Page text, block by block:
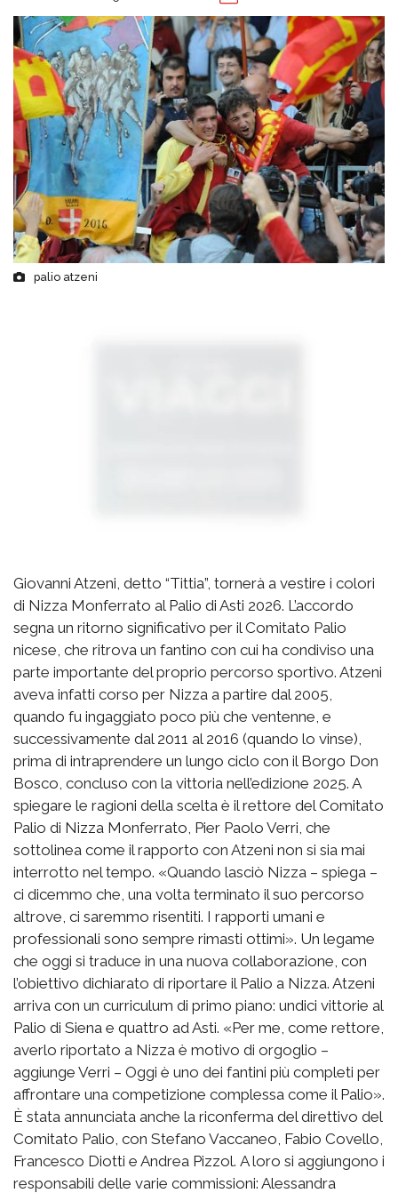
palio atzeni
Giovanni Atzeni, detto “Tittia”, tornerà a vestire i colori
di Nizza Monferrato al Palio di Asti 2026. L’accordo
segna un ritorno significativo per il Comitato Palio
nicese, che ritrova un fantino con cui ha condiviso una
parte importante del proprio percorso sportivo. Atzeni
aveva infatti corso per Nizza a partire dal 2005,
quando fu ingaggiato poco più che ventenne, e
successivamente dal 2011 al 2016 (quando lo vinse),
prima di intraprendere un lungo ciclo con il Borgo Don
Bosco, concluso con la vittoria nell’edizione 2025. A
spiegare le ragioni della scelta è il rettore del Comitato
Palio di Nizza Monferrato, Pier Paolo Verri, che
sottolinea come il rapporto con Atzeni non si sia mai
interrotto nel tempo. «Quando lasciò Nizza – spiega –
ci dicemmo che, una volta terminato il suo percorso
altrove, ci saremmo risentiti. I rapporti umani e
professionali sono sempre rimasti ottimi». Un legame
che oggi si traduce in una nuova collaborazione, con
l’obiettivo dichiarato di riportare il Palio a Nizza. Atzeni
arriva con un curriculum di primo piano: undici vittorie al
Palio di Siena e quattro ad Asti. «Per me, come rettore,
averlo riportato a Nizza è motivo di orgoglio –
aggiunge Verri – Oggi è uno dei fantini più completi per
affrontare una competizione complessa come il Palio».
È stata annunciata anche la riconferma del direttivo del
Comitato Palio, con Stefano Vaccaneo, Fabio Covello,
Francesco Diotti e Andrea Pizzol. A loro si aggiungono i
responsabili delle varie commissioni: Alessandra